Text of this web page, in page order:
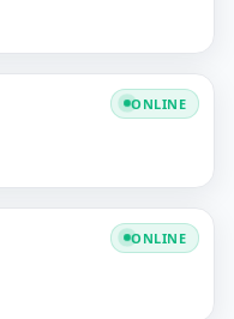
ONLINE
ONLINE